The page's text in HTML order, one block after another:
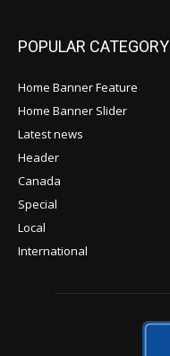
POPULAR CATEGORY
Home Banner Feature
Home Banner Slider
Latest news
Header
Canada
Special
Local
International